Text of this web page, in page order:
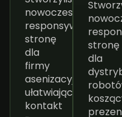
nowoczesną,
responsywną
stronę
dla
firmy
asenizacyjnej,
ułatwiającą
kontakt
stronę
dla